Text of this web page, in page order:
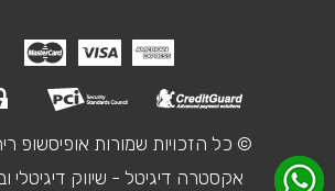
© כל הזכויות שמורות אופיסשופ
אקסטרה דיגיטל - שיווק דיגיטלי